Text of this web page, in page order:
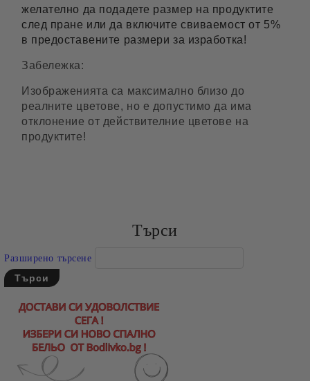
желателно да подадете размер на продуктите
след пране или да включите свиваемост от 5%
в предоставените размери за изработка!
Забележка:
Изображенията са максимално близо до
реалните цветове, но е допустимо да има
отклонение от действителние цветове на
продуктите!
Търси
Разширено търсене